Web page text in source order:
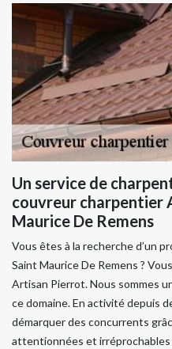
Un service de
couvreur charpentier
Maurice De Remens
Vous êtes à la recherche d’un
Saint Maurice De Remens ?
Artisan Pierrot. Nous sommes
ce domaine. En activité depuis
démarquer des concurrents
attentionnées et